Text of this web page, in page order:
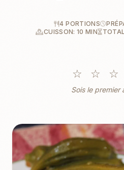
4 PORTIONS
CUISSON: 10 MIN
☆ ☆ ☆
Sois le premier